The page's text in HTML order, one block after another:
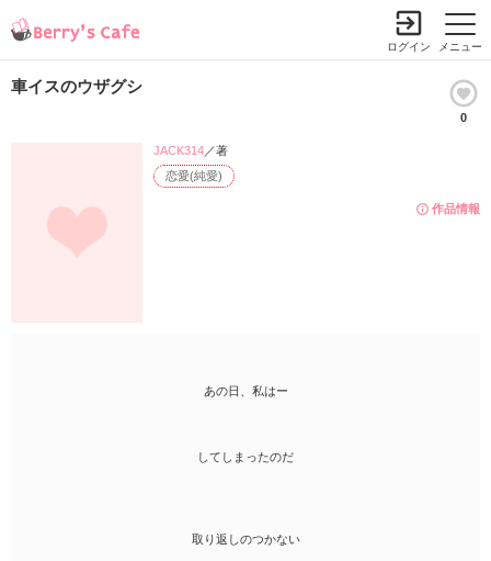
メニュー
ログイン
車イスのウザグシ
0
作品情報
恋愛(純愛)
JACK314／著
あの日、私はー
してしまったのだ
取り返しのつかない